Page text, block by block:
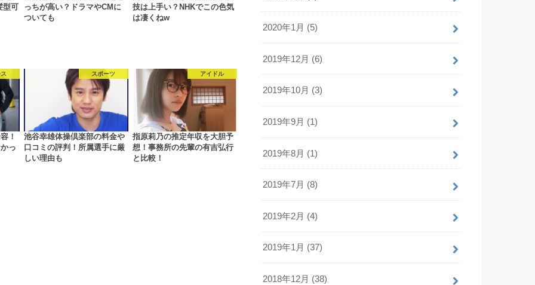
可
っちが高い？ドラマやCMに
ついても
技は上手い？NHKでこの色気
は凄くねw
！
っ
スポーツ
池谷幸雄体操倶楽部の料金や
口コミの評判！所属選手に厳
しい理由も
アイドル
指原莉乃の推定年収を大胆予
想！事務所の先輩の有吉弘行
と比較！
2020年1月 (5)
2019年12月 (6)
2019年10月 (3)
2019年9月 (1)
2019年8月 (1)
2019年7月 (8)
2019年2月 (4)
2019年1月 (37)
2018年12月 (38)